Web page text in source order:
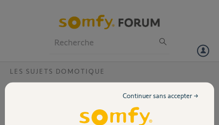
Volet
LES SUJETS DOMOTIQUE
Comment associer HomeKeeper et
Continuer sans accepter →